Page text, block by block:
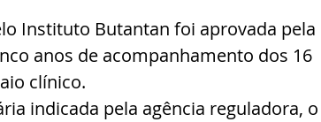
Instituto Butantan foi aprovada pela
anos de acompanhamento dos 16
clínico.
indicada pela agência reguladora, o